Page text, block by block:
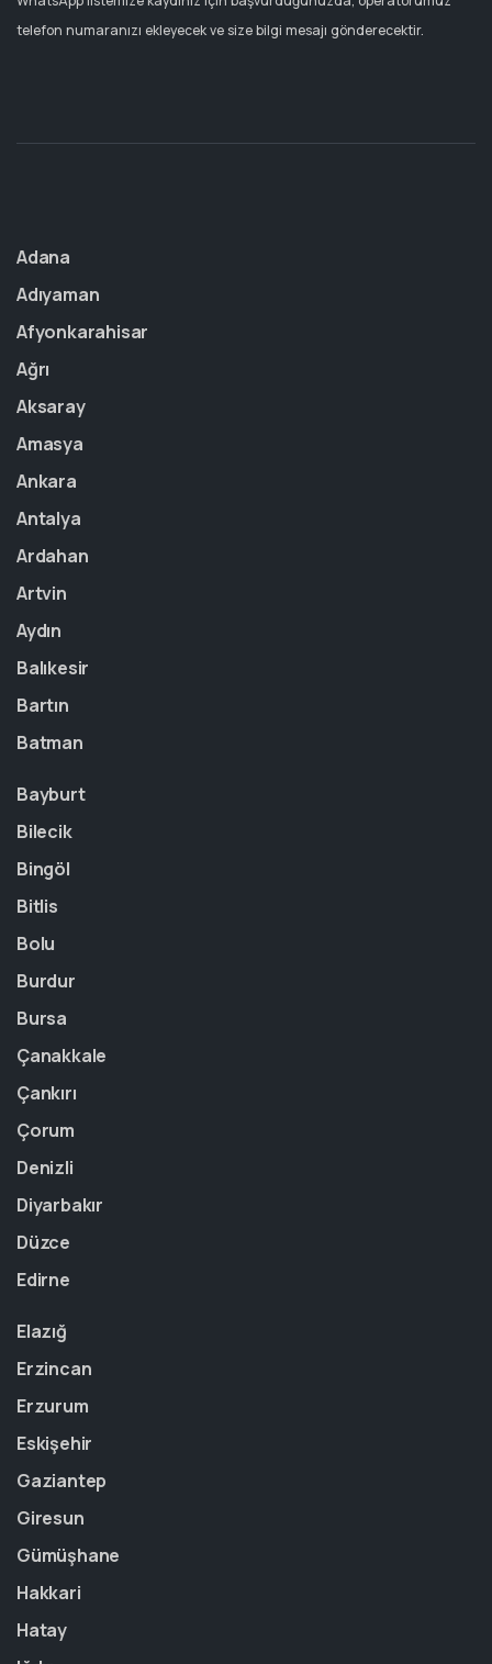
telefon numaranızı ekleyecek ve size bilgi mesajı gönderecektir.
Adana
Adıyaman
Afyonkarahisar
Ağrı
Aksaray
Amasya
Ankara
Antalya
Ardahan
Artvin
Aydın
Balıkesir
Bartın
Batman
Bayburt
Bilecik
Bingöl
Bitlis
Bolu
Burdur
Bursa
Çanakkale
Çankırı
Çorum
Denizli
Diyarbakır
Düzce
Edirne
Elazığ
Erzincan
Erzurum
Eskişehir
Gaziantep
Giresun
Gümüşhane
Hakkari
Hatay